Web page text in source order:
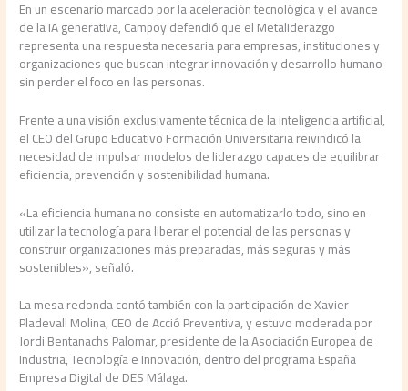
En un escenario marcado por la aceleración tecnológica y el avance
de la IA generativa, Campoy defendió que el Metaliderazgo
representa una respuesta necesaria para empresas, instituciones y
organizaciones que buscan integrar innovación y desarrollo humano
sin perder el foco en las personas.
Frente a una visión exclusivamente técnica de la inteligencia artificial,
el CEO del Grupo Educativo Formación Universitaria reivindicó la
necesidad de impulsar modelos de liderazgo capaces de equilibrar
eficiencia, prevención y sostenibilidad humana.
«La eficiencia humana no consiste en automatizarlo todo, sino en
utilizar la tecnología para liberar el potencial de las personas y
construir organizaciones más preparadas, más seguras y más
sostenibles», señaló.
La mesa redonda contó también con la participación de Xavier
Pladevall Molina, CEO de Acció Preventiva, y estuvo moderada por
Jordi Bentanachs Palomar, presidente de la Asociación Europea de
Industria, Tecnología e Innovación, dentro del programa España
Empresa Digital de DES Málaga.